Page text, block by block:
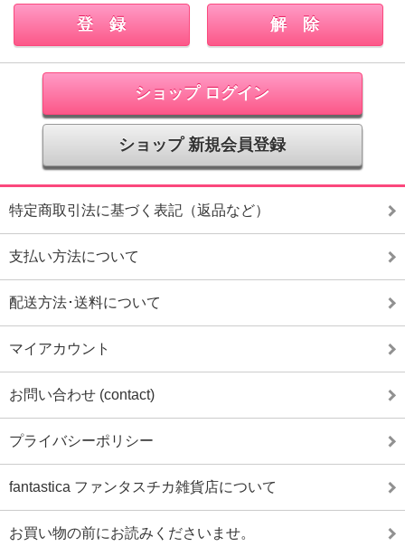
ショップ ログイン
ショップ 新規会員登録
特定商取引法に基づく表記（返品など）
支払い方法について
配送方法･送料について
マイアカウント
お問い合わせ (contact)
プライバシーポリシー
fantastica ファンタスチカ雑貨店について
お買い物の前にお読みくださいませ。